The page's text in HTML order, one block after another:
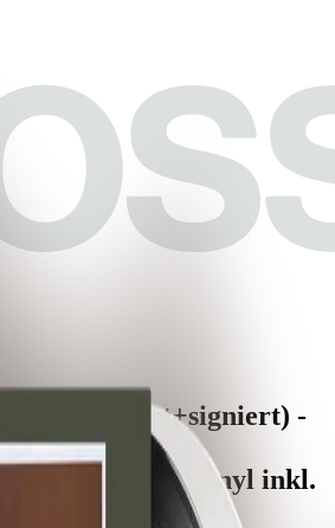
(limitiert+signiert) -
clear Bio-Vinyl inkl.